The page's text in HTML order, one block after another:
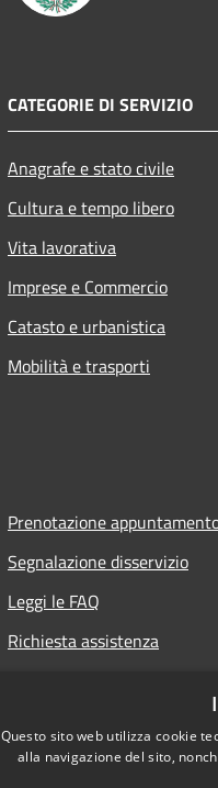
CATEGORIE DI SERVIZIO
Anagrafe e stato civile
Cultura e tempo libero
Vita lavorativa
Imprese e Commercio
Catasto e urbanistica
Mobilità e trasporti
Prenotazione
Segnalazione disservizio
Leggi le FAQ
Richiesta assistenza
Questo sito web utilizza cookie
alla navigazione del sito,